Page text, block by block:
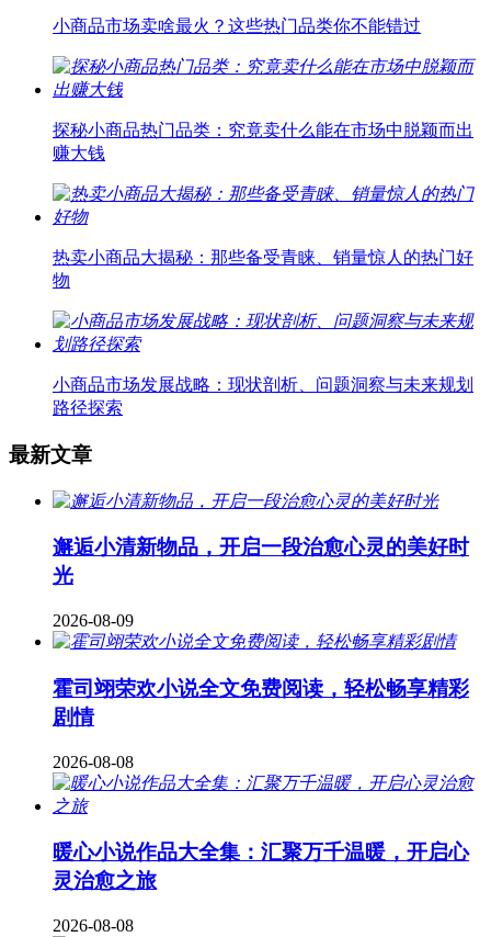
小商品市场卖啥最火？这些热门品类你不能错过
探秘小商品热门品类：究竟卖什么能在市场中脱颖而出
赚大钱
热卖小商品大揭秘：那些备受青睐、销量惊人的热门好
物
小商品市场发展战略：现状剖析、问题洞察与未来规划
路径探索
最新文章
邂逅小清新物品，开启一段治愈心灵的美好时
光
2026-08-09
霍司翊荣欢小说全文免费阅读，轻松畅享精彩
剧情
2026-08-08
暖心小说作品大全集：汇聚万千温暖，开启心
灵治愈之旅
2026-08-08